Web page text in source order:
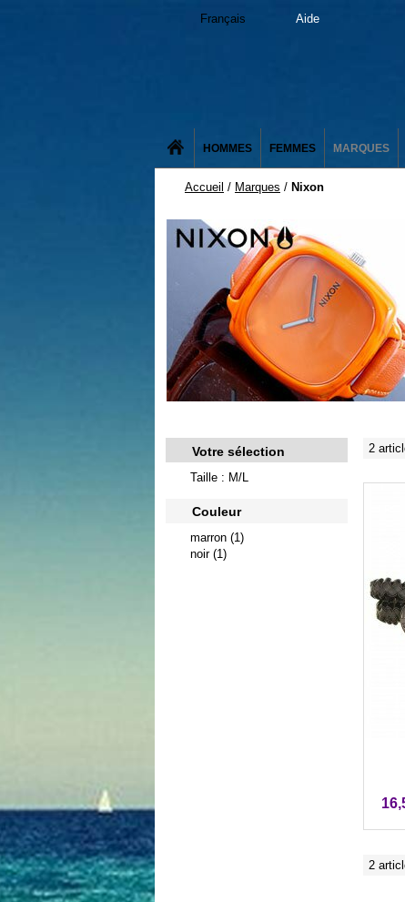
Français Aide
HOMMES FEMMES MARQUES
Accueil / Marques / Nixon
Votre sélection
Taille : M/L
Couleur
marron (1)
noir (1)
2
2